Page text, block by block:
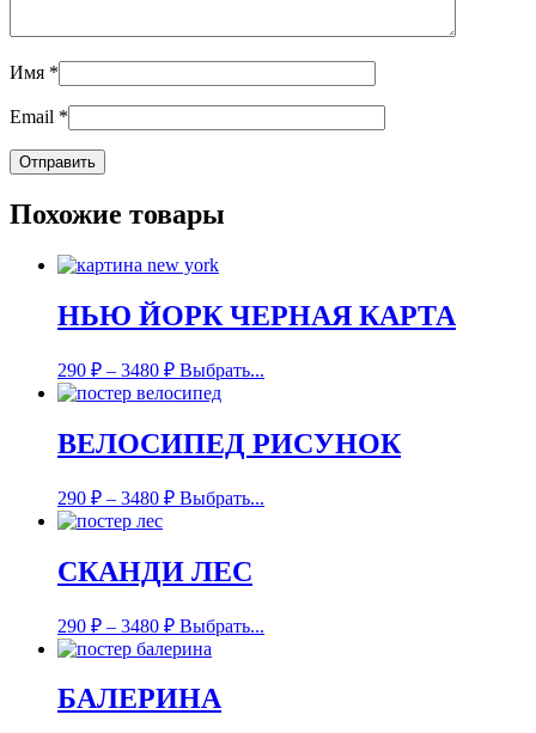
Имя *
Email *
Похожие товары
НЬЮ ЙОРК ЧЕРНАЯ КАРТА
290 ₽ – 3480 ₽ Выбрать...
ВЕЛОСИПЕД РИСУНОК
290 ₽ – 3480 ₽ Выбрать...
СКАНДИ ЛЕС
290 ₽ – 3480 ₽ Выбрать...
БАЛЕРИНА